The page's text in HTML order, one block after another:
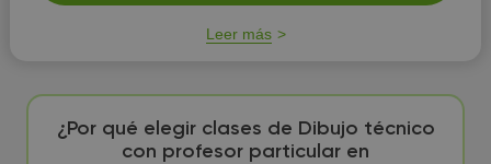
Leer más
¿Por qué elegir clases de Dibujo técnico
con profesor particular en